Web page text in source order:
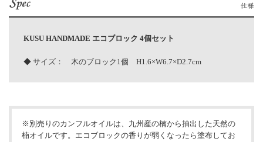
KUSU HANDMADE エコブロック 4個セット
◆ サイズ： 木のブロック1個 H1.6×W6.7×D2.7cm
※別売りのカンフルオイルは、九州産の楠から抽出した天然の
楠オイルです。エコブロックの香りが弱くなったら塗布してお